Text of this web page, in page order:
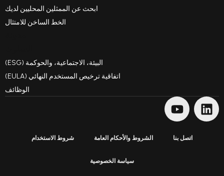
ابحث عن الممثلين المحليين لديك
الخط الساخن للامتثال
البيئة، الاجتماعية، والحوكمة (ESG)
اتفاقية ترخيص المستخدم النهائي (EULA)
الشروط والأحكام العامة شروط الاستخدام
سياسة الخصوصية